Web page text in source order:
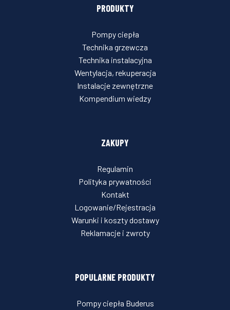
PRODUKTY
Pompy ciepła
Technika grzewcza
Technika instalacyjna
Wentylacja, rekuperacja
Instalacje zewnętrzne
Kompendium wiedzy
ZAKUPY
Regulamin
Polityka prywatności
Kontakt
Logowanie/Rejestracja
Warunki i koszty dostawy
Reklamacje i zwroty
POPULARNE PRODUKTY
Pompy ciepła Buderus